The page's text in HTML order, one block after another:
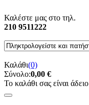
Καλέστε μας στο τηλ.
210 9511222
Καλάθι(0)
Σύνολο:0,00 €
Το καλάθι σας είναι άδειο